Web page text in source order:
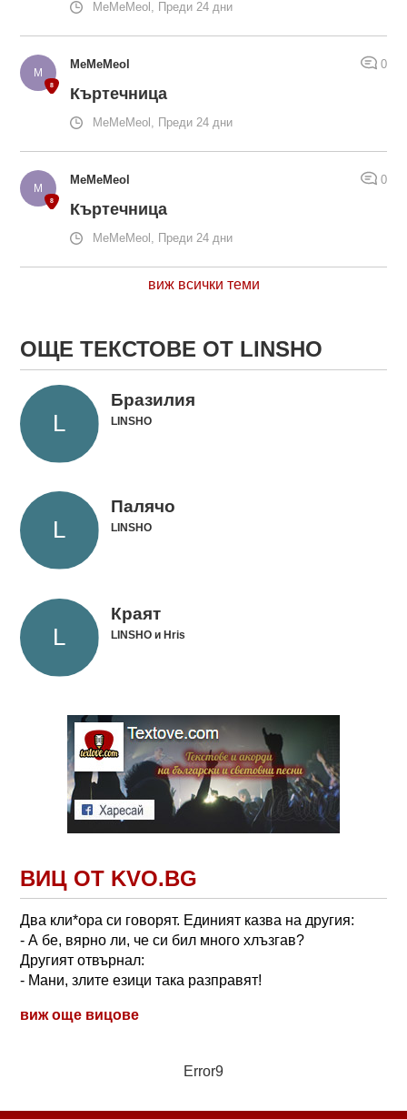
MeMeMeol, Преди 24 дни
MeMeMeol 0
Къртечница
MeMeMeol, Преди 24 дни
MeMeMeol 0
Къртечница
MeMeMeol, Преди 24 дни
виж всички теми
ОЩЕ ТЕКСТОВЕ ОТ LINSHO
Бразилия
LINSHO
Палячо
LINSHO
Краят
LINSHO и Hris
ВИЦ ОТ KVO.BG
Два кли*ора си говорят. Единият казва на другия:
- А бе, вярно ли, че си бил много хлъзгав?
Другият отвърнал:
- Мани, злите езици така разправят!
виж още вицове
Error9